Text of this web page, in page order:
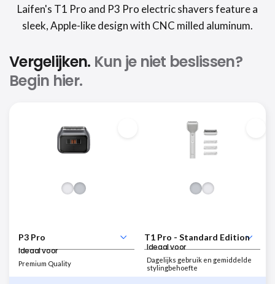
Laifen's T1 Pro and P3 Pro electric shavers feature a
sleek, Apple-like design with CNC milled aluminum.
Vergelijken. Kun je niet beslissen?
Begin hier.
Ideaal voor
Premium Quality
Ideaal voor
Dagelijks gebruik en gemiddelde
stylingbehoefte